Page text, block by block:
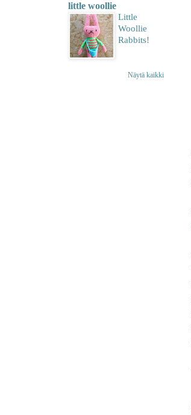
little woollie
Little
Woollie
Rabbits!
Näytä kaikki